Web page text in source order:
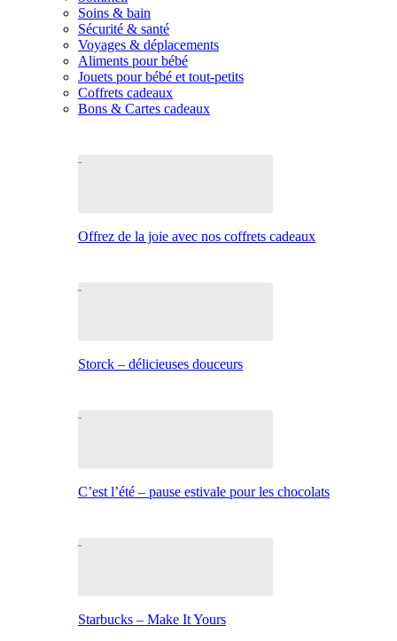
Soins & bain
Sécurité & santé
Voyages & déplacements
Aliments pour bébé
Jouets pour bébé et tout-petits
Coffrets cadeaux
Bons & Cartes cadeaux
Offrez de la joie avec nos coffrets cadeaux
Storck – délicieuses douceurs
C’est l’été – pause estivale pour les chocolats
Starbucks – Make It Yours